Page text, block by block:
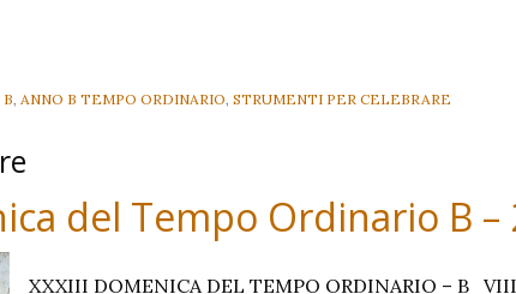
Re
–
–
ANNO B TEMPO ORDINARIO STRUMENTI PER CELEBRARE
del Tempo Ordinario B –
XXXIII DOMENICA DEL TEMPO ORDINARIO – B